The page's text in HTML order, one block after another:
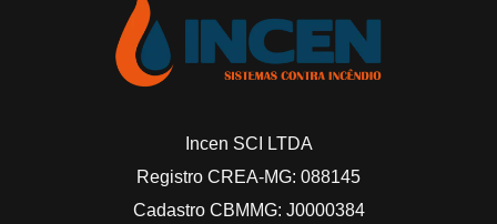
Incen SCI LTDA
Registro CREA-MG: 088145
Cadastro CBMMG: J0000384